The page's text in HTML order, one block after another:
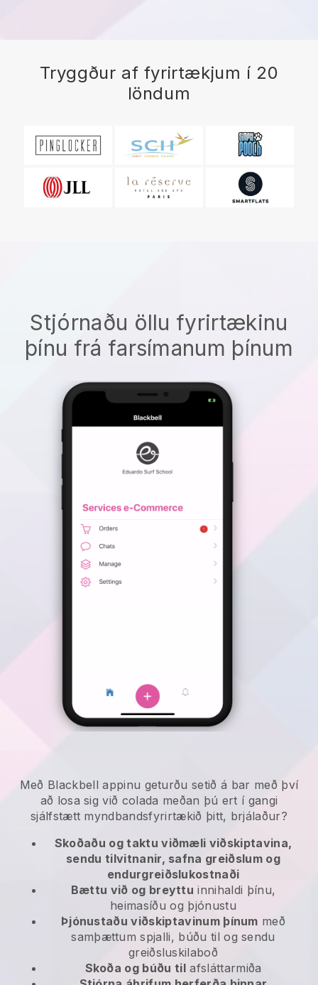
Tryggður af fyrirtækjum í 20
löndum
Stjórnaðu öllu fyrirtækinu
þínu frá farsímanum þínum
Með Blackbell appinu geturðu setið á bar með því
að losa sig við colada meðan þú ert í gangi
sjálfstætt myndbandsfyrirtækið þitt, brjálaður?
Skoðaðu og taktu viðmæli viðskiptavina,
sendu tilvitnanir, safna greiðslum og
endurgreiðslukostnaði
Bættu við og breyttu innihaldi þínu,
heimasíðu og þjónustu
Þjónustaðu viðskiptavinum þínum með
samþættum spjalli, búðu til og sendu
greiðsluskilaboð
Skoða og búðu tilafsláttarmiða